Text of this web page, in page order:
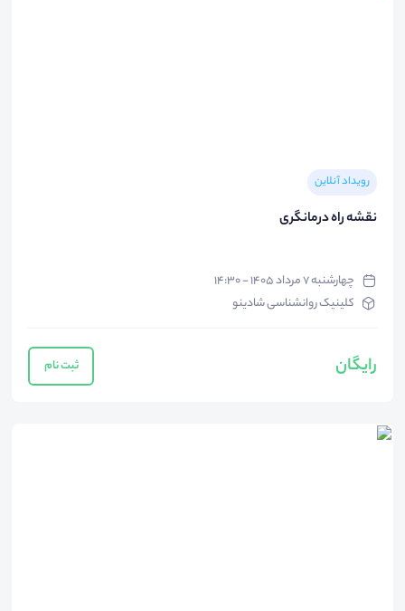
رویداد آنلاین
نقشه راه درمانگری
چهارشنبه ۷ مرداد ۱۴۰۵ - ۱۴:۳۰
کلینیک روانشناسی شادینو
رایگان ثبت نام